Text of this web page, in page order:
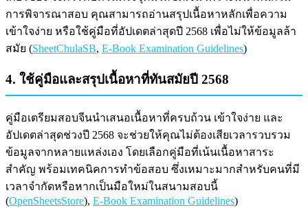
การพิจารณาสอบ คุณสามารถอ่านสรุปเนื้อหาหลักเพื่อความ
เข้าใจง่าย หรือใช้คู่มือที่อัปเดตล่าสุดปี 2568 เพื่อไม่ให้ข้อมูลล้า
สมัย (SheetChulaSB, E-Book Examination Guidelines)
4. ใช้คู่มือและสรุปเนื้อหาที่ทันสมัยปี 2568
คู่มือเตรียมสอบจีนนำเสนอเนื้อหาที่ครบถ้วน เข้าใจง่าย และ
อัปเดตล่าสุดช่วงปี 2568 จะช่วยให้คุณไม่ต้องเสียเวลารวบรวม
ข้อมูลจากหลายแหล่งเอง โดยเลือกคู่มือที่เน้นเนื้อหาสาระ
สำคัญ พร้อมเทคนิคการทำข้อสอบ ซึ่งเหมาะมากสำหรับคนที่มี
เวลาจำกัดหรือหากเป็นมือใหม่ในสนามสอบนี้
(OpenSheetsStore), E-Book Examination Guidelines)